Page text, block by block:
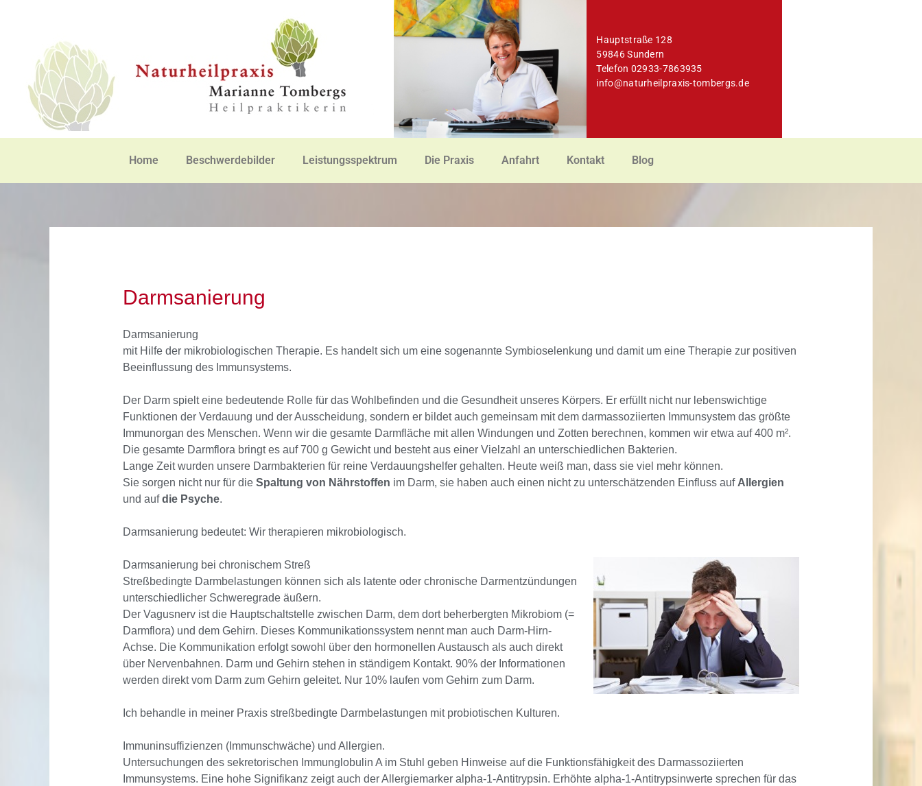
Hauptstraße 128
59846 Sundern
Telefon 02933-7863935
info@naturheilpraxis-tombergs.de
Home Beschwerdebilder Leistungsspektrum Die Praxis Anfahrt Kontakt Blog
Darmsanierung
Darmsanierung
mit Hilfe der mikrobiologischen Therapie. Es handelt sich um eine sogenannte Symbioselenkung und damit um eine Therapie zur positiven
Beeinflussung des Immunsystems.
Der Darm spielt eine bedeutende Rolle für das Wohlbefinden und die Gesundheit unseres Körpers. Er erfüllt nicht nur lebenswichtige
Funktionen der Verdauung und der Ausscheidung, sondern er bildet auch gemeinsam mit dem darmassoziierten Immunsystem das größte
Immunorgan des Menschen. Wenn wir die gesamte Darmfläche mit allen Windungen und Zotten berechnen, kommen wir etwa auf 400 m².
Die gesamte Darmflora bringt es auf 700 g Gewicht und besteht aus einer Vielzahl an unterschiedlichen Bakterien.
Lange Zeit wurden unsere Darmbakterien für reine Verdauungshelfer gehalten. Heute weiß man, dass sie viel mehr können.
Sie sorgen nicht nur für die Spaltung von Nährstoffen im Darm, sie haben auch einen nicht zu unterschätzenden Einfluss aufAllergien
und aufdie Psyche.
Darmsanierung bedeutet: Wir therapieren mikrobiologisch.
Darmsanierung bei chronischem Streß
Streßbedingte Darmbelastungen können sich als latente oder chronische Darmentzündungen
unterschiedlicher Schweregrade äußern.
Der Vagusnerv ist die Hauptschaltstelle zwischen Darm, dem dort beherbergten Mikrobiom (=
Darmflora) und dem Gehirn. Dieses Kommunikationssystem nennt man auch Darm-Hirn-
Achse. Die Kommunikation erfolgt sowohl über den hormonellen Austausch als auch direkt
über Nervenbahnen. Darm und Gehirn stehen in ständigem Kontakt. 90% der Informationen
werden direkt vom Darm zum Gehirn geleitet. Nur 10% laufen vom Gehirn zum Darm.
Ich behandle in meiner Praxis streßbedingte Darmbelastungen mit probiotischen Kulturen.
Immuninsuffizienzen (Immunschwäche) und Allergien.
Untersuchungen des sekretorischen Immunglobulin A im Stuhl geben Hinweise auf die Funktionsfähigkeit des Darmassoziierten
Immunsystems. Eine hohe Signifikanz zeigt auch der Allergiemarker alpha-1-Antitrypsin. Erhöhte alpha-1-Antitrypsinwerte sprechen für das